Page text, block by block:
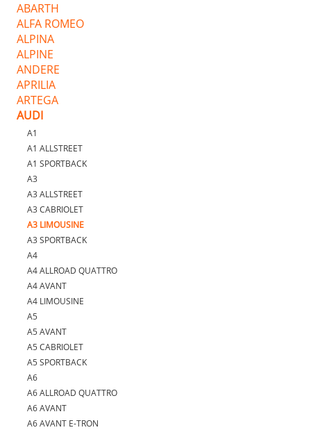
ABARTH
ALFA ROMEO
ALPINA
ALPINE
ANDERE
APRILIA
ARTEGA
AUDI
A1
A1 ALLSTREET
A1 SPORTBACK
A3
A3 ALLSTREET
A3 CABRIOLET
A3 LIMOUSINE
A3 SPORTBACK
A4
A4 ALLROAD QUATTRO
A4 AVANT
A4 LIMOUSINE
A5
A5 AVANT
A5 CABRIOLET
A5 SPORTBACK
A6
A6 ALLROAD QUATTRO
A6 AVANT
A6 AVANT E-TRON